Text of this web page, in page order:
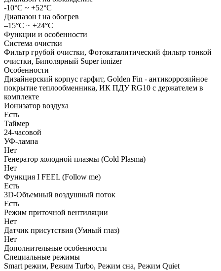
-10°C ~ +52°C
Диапазон t на обогрев
–15°C ~ +24°C
Функции и особенности
Система очистки
Фильтр грубой очистки, Фотокаталитический фильтр тонкой
очистки, Биполярный Super ionizer
Особенности
Дизайнерский корпус гарфит, Golden Fin - антикоррозийное
покрытие теплообменника, ИК ПДУ RG10 с держателем в
комплекте
Ионизатор воздуха
Есть
Таймер
24-часовой
УФ-лампа
Нет
Генератор холодной плазмы (Cold Plasma)
Нет
Функция I FEEL (Follow me)
Есть
3D-Объемный воздушный поток
Есть
Режим приточной вентиляции
Нет
Датчик присутствия (Умный глаз)
Нет
Дополнительные особенности
Специальные режимы
Smart режим, Режим Turbo, Режим сна, Режим Quiet